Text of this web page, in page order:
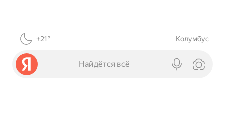
+21° Колумбус
Найдётся всё